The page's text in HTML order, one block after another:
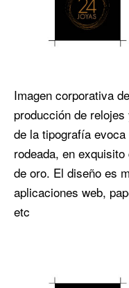
Imagen corporativa
producción de
de la tipografía
rodeada, en
de oro. El diseño es
aplicaciones web,
etc